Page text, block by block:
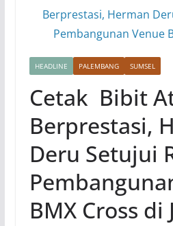
HEADLINE PALEMBANG SUMSEL
Cetak Bibit
Berprestasi,
Deru Setujui
BMX Cross di